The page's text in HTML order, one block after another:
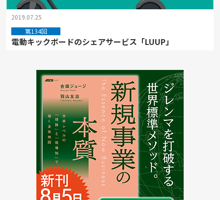
2019.07.25
第134回
電動キックボードのシェアサービス「LUUP」